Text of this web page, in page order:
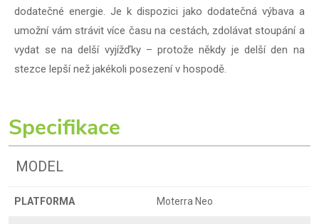
dodatečné energie. Je k dispozici jako dodatečná výbava a
umožní vám strávit více času na cestách, zdolávat stoupání a
vydat se na delší vyjížďky – protože někdy je delší den na
stezce lepší než jakékoli posezení v hospodě.
Specifikace
MODEL
PLATFORMA Moterra Neo